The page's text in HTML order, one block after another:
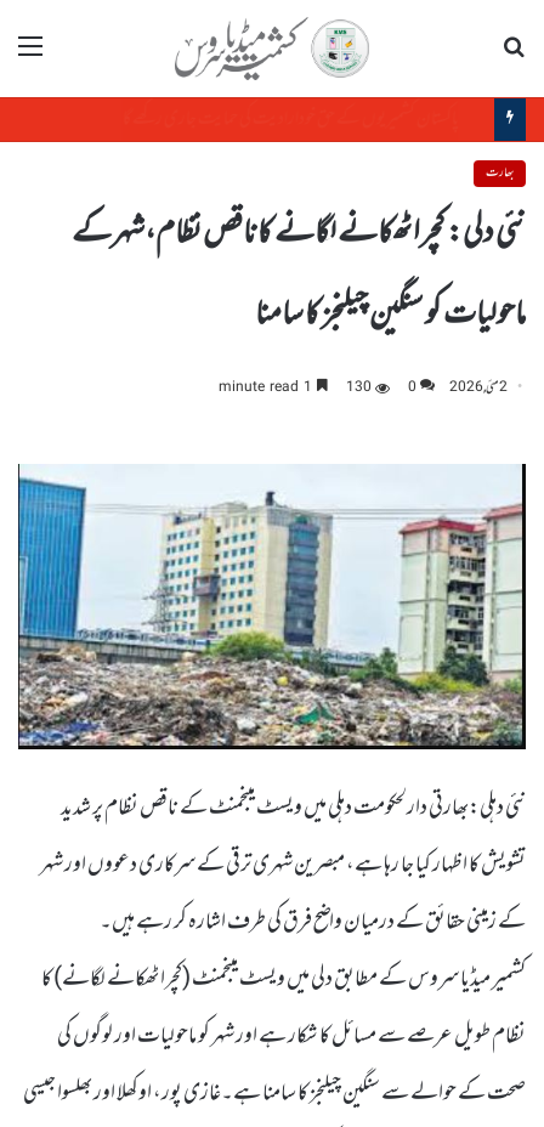
مینو
بھارت
نئی دلی: کچرا ٹھکانے لگانے کا ناقص نظام،شہرکے
ماحولیات کو سنگین چیلنجز کا سامنا
2 مئی, 2026 0
130
نئی دہلی:بھارتی دارلحکومت دہلی میں ویسٹ مینجمنٹ کے ناقص نظام پر شدید
تشویش کا اظہار کیا جا رہا ہے، مبصرین شہری ترقی کے سرکاری دعووں اور شہر
کے زمینی حقائق کے درمیان واضح فرق کی طرف اشارہ کر رہے ہیں۔
کشمیر میڈیا سروس کے مطابق دلی میں ویسٹ مینجمنٹ (کچرا ٹھکانے لگانے) کا
نظام طویل عرصے سے مسائل کا شکار ہے اور شہر کو ماحولیات اور لوگوں کی
صحت کے حوالے سے سنگین چیلنجز کا سامنا ہے۔غازی پور، اوکھلا اور بھلسوا جیسی